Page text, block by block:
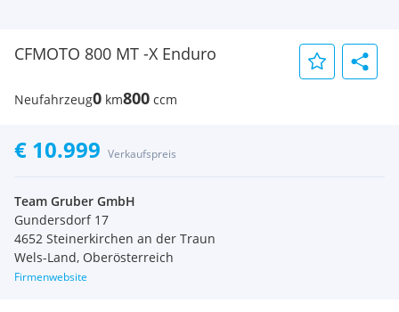
CFMOTO 800 MT -X Enduro
Neufahrzeug0 km800 ccm
€ 10.999 Verkaufspreis
Team Gruber GmbH
Gundersdorf 17
4652 Steinerkirchen an der Traun
Wels-Land, Oberösterreich
Firmenwebsite